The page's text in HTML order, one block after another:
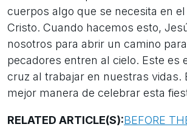
cuerpos algo que se necesita en
Cristo. Cuando hacemos esto,
nosotros para abrir un camino
pecadores entren al cielo. Este es
cruz al trabajar en nuestras vidas.
mejor manera de celebrar esta
RELATED ARTICLE(S):BEFORE